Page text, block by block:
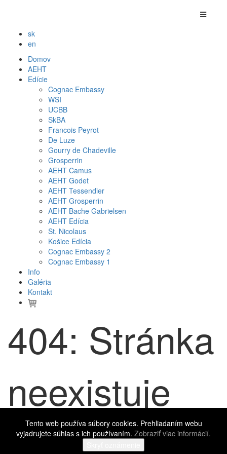
sk
en
Domov
AEHT
Edície
Cognac Embassy
WSI
UCBB
SkBA
Francois Peyrot
De Luze
Gourry de Chadeville
Grosperrin
AEHT Camus
AEHT Godet
AEHT Tessendier
AEHT Grosperrin
AEHT Bache Gabrielsen
AEHT Edícia
St. Nicolaus
Košice Edícia
Cognac Embassy 2
Cognac Embassy 1
Info
Galéria
Kontakt
404: Stránka
neexistuje
späť domov
2016 - 2026 Cognac Embassy
Všeobecné obchodné podmienky
Tento web používa súbory cookies. Prehliadaním webu
vyjadrujete súhlas s ich používaním. Zobraziť viac informácií.